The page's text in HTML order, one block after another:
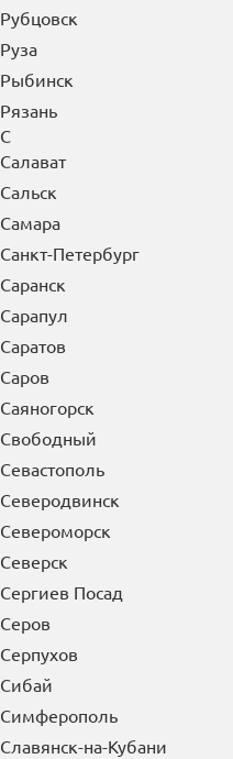
Рубцовск
Руза
Рыбинск
Рязань
С
Салават
Сальск
Самара
Санкт-Петербург
Саранск
Сарапул
Саратов
Саров
Саяногорск
Свободный
Севастополь
Северодвинск
Североморск
Северск
Сергиев Посад
Серов
Серпухов
Сибай
Симферополь
Славянск-на-Кубани